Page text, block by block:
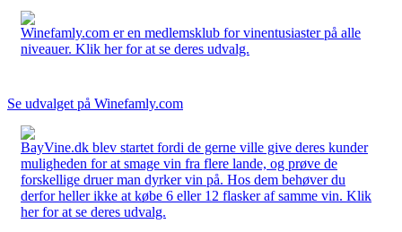
Winefamly.com er en medlemsklub for vinentusiaster på alle
niveauer. Klik her for at se deres udvalg.
Se udvalget på Winefamly.com
BayVine.dk blev startet fordi de gerne ville give deres kunder
muligheden for at smage vin fra flere lande, og prøve de
forskellige druer man dyrker vin på. Hos dem behøver du
derfor heller ikke at købe 6 eller 12 flasker af samme vin. Klik
her for at se deres udvalg.